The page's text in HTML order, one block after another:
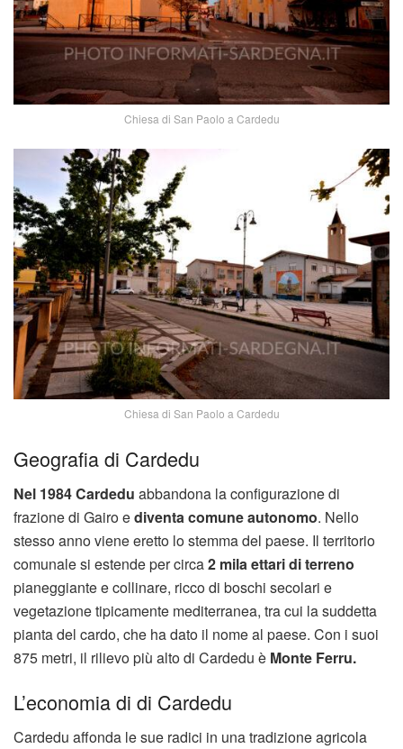
Chiesa di San Paolo a Cardedu
Chiesa di San Paolo a Cardedu
Geografia di Cardedu
Nel 1984 Cardedu abbandona la configurazione di
frazione di Gairo ediventa comune autonomo. Nello
stesso anno viene eretto lo stemma del paese. Il territorio
comunale si estende per circa2 mila ettari di terreno
pianeggiante e collinare, ricco di boschi secolari e
vegetazione tipicamente mediterranea, tra cui la suddetta
pianta del cardo, che ha dato il nome al paese. Con i suoi
875 metri, il rilievo più alto di Cardedu è Monte Ferru.
L’economia di di Cardedu
Cardedu affonda le sue radici in una tradizione agricola